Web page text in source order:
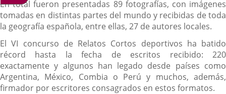
En total fueron presentadas 89 fotografías, con imágenes
tomadas en distintas partes del mundo y recibidas de toda
la geografía española, entre ellas, 27 de autores locales.
El VI concurso de Relatos Cortos deportivos ha batido
récord hasta la fecha de escritos recibido: 220
exactamente y algunos han legado desde países como
Argentina, México, Combia o Perú y muchos, además,
firmador por escritores consagrados en estos formatos.